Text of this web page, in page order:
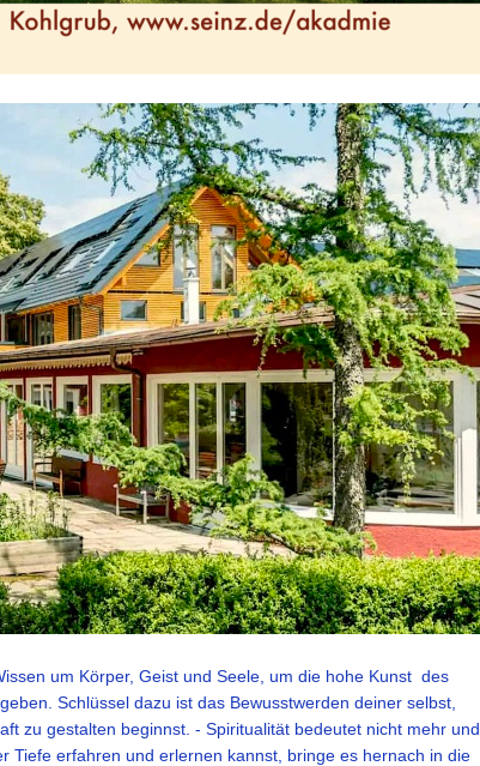
um Körper, Geist und Seele, um die hohe Kunst des
Schlüssel dazu ist das Bewusstwerden deiner selbst,
zu gestalten beginnst. - Spiritualität bedeutet nicht mehr und
Tiefe erfahren und erlernen kannst, bringe es hernach in die